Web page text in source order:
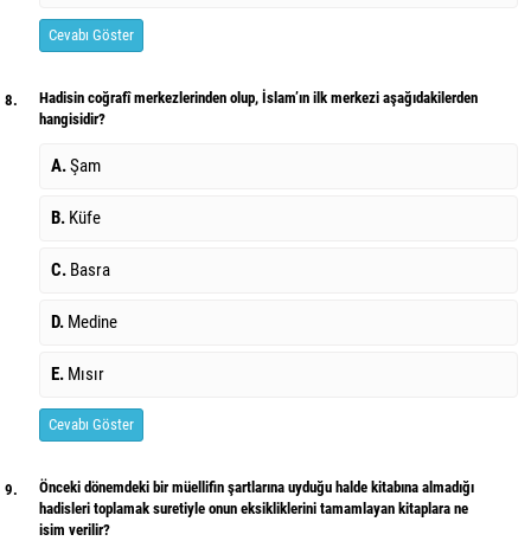
Cevabı Göster
8.
Hadisin coğrafî merkezlerinden olup, İslam’ın ilk merkezi aşağıdakilerden
hangisidir?
A.Şam
B. Küfe
C. Basra
D. Medine
E. Mısır
Cevabı Göster
9.
Önceki dönemdeki bir müellifin şartlarına uyduğu halde kitabına almadığı
hadisleri toplamak suretiyle onun eksikliklerini tamamlayan kitaplara ne
isim verilir?